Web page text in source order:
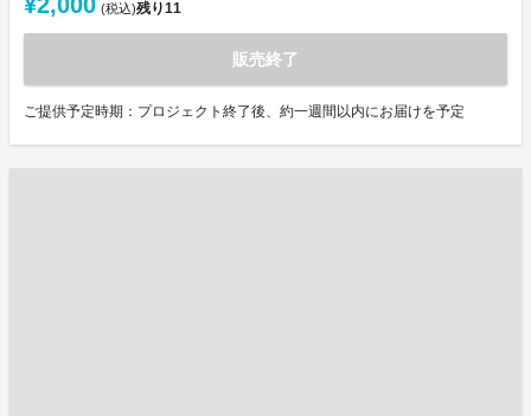
(税込)残り11
販売終了
ご提供予定時期：プロジェクト終了後、約一週間以内にお届けを予定